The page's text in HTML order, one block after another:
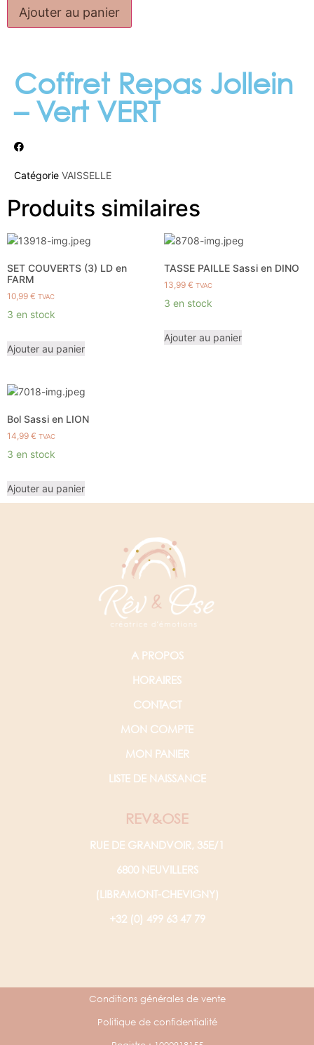
Ajouter au panier
Coffret Repas Jollein
– Vert VERT
Catégorie VAISSELLE
Produits similaires
SET COUVERTS (3) LD en
FARM
10,99 € TVAC
3 en stock
Ajouter au panier
TASSE PAILLE Sassi en DINO
13,99 € TVAC
3 en stock
Ajouter au panier
Bol Sassi en LION
14,99 € TVAC
3 en stock
Ajouter au panier
A PROPOS
HORAIRES
CONTACT
MON COMPTE
MON PANIER
LISTE DE NAISSANCE
REV&OSE
RUE DE GRANDVOIR, 35E/1
6800 NEUVILLERS
(LIBRAMONT-CHEVIGNY)
+32 (0) 499 63 47 79
Conditions générales de vente
Politique de confidentialité